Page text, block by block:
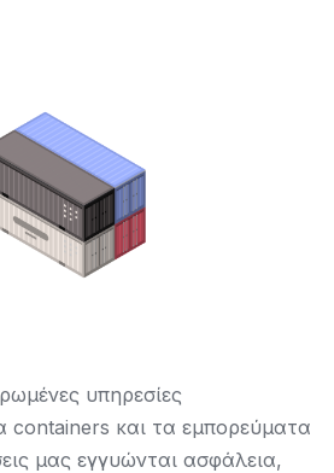
υπηρεσίες
containers και τα εμπορεύματα
μας εγγυώνται ασφάλεια,